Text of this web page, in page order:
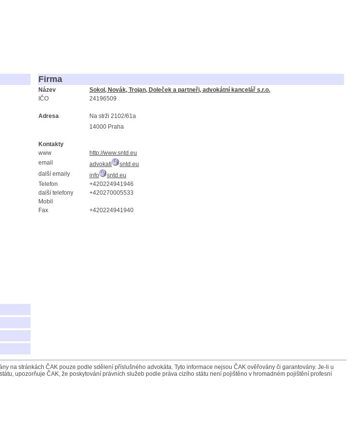
Firma
Název
Sokol, Novák, Trojan, Doleček a partneři, advokátní kancelář s.r.o.
IČO
24196509
Adresa
Na strži 2102/61a
14000 Praha
Kontakty
www
http://www.sntd.eu
email
advokati
sntd.eu
další emaily
info
sntd.eu
Telefon
+420224941946
další telefony
+420270005533
Mobil
Fax
+420224941940
na stránkách ČAK pouze podle sdělení příslušného advokáta. Tyto informace nejsou ČAK ověřovány či garantovány. Je-li u
upozorňuje ČAK, že poskytování právních služeb podle práva cizího státu není pojištěno v hromadném pojištění profesní